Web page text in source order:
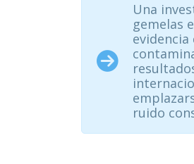
Una
gemelas
ruido